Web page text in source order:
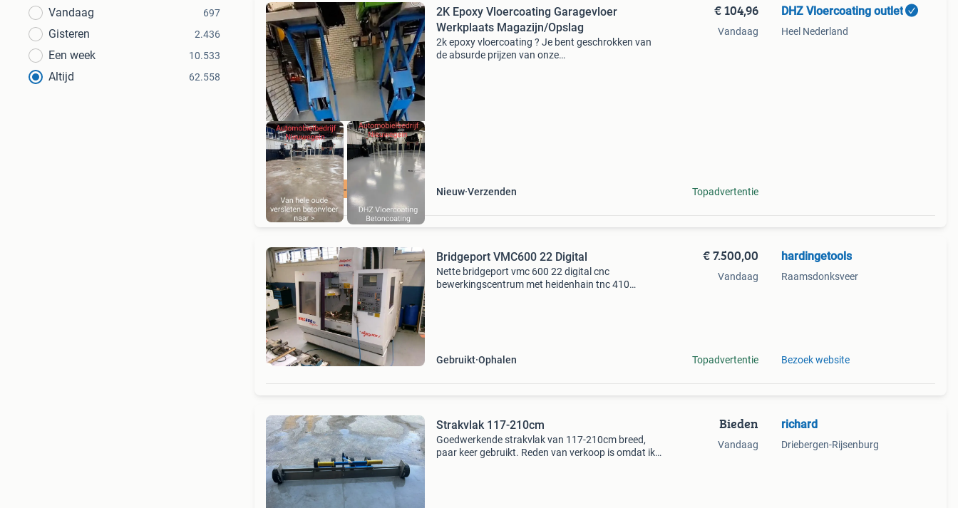
Vandaag
697
Gisteren 2.436
Een week 10.533
Altijd 62.558
KORTING -25% - 25%
2K Epoxy Vloercoating Garagevloer
Werkplaats Magazijn/Opslag
2k epoxy vloercoating ? Je bent geschrokken van
de absurde prijzen van onze
Nieuw Verzenden
€ 104,96
Vandaag
Topadvertentie
DHZ Vloercoating outlet
Heel Nederland
Bridgeport VMC600 22 Digital
Nette bridgeport vmc 600 22 digital cnc
bewerkingscentrum met heidenhain tnc 410
Gebruikt Ophalen
€ 7.500,00
Vandaag
Topadvertentie
hardingetools
Raamsdonksveer
Bezoek website
Strakvlak 117-210cm
Goedwerkende strakvlak van 117-210cm breed,
paar keer gebruikt. Reden van verkoop is omdat ik
Bieden
Vandaag
richard
Driebergen-Rijsenburg